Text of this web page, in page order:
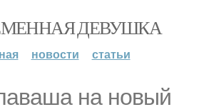
ДЕВУШКА
новости статьи
на новый